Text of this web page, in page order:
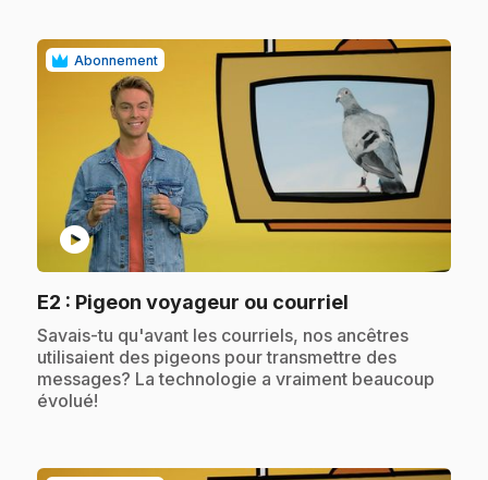
Abonnement
play_circle
E2 : Pigeon voyageur ou courriel
.Savais-tu qu'avant les courriels, nos ancêtres
utilisaient des pigeons pour transmettre des
messages? La technologie a vraiment beaucoup
évolué!